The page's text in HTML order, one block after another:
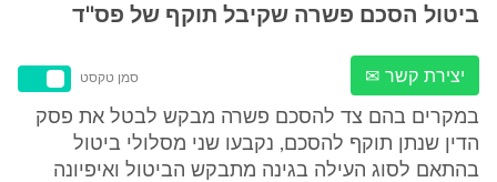
ביטול הסכם פשרה שקיבל תוקף של פס''ד
יצירת קשר ✉ סמן טקסט
במקרים בהם צד להסכם פשרה מבקש לבטל את פסק
הדין שנתן תוקף להסכם, נקבעו שני מסלולי ביטול
בהתאם לסוג העילה בגינה מתבקש הביטול ואיפיונה